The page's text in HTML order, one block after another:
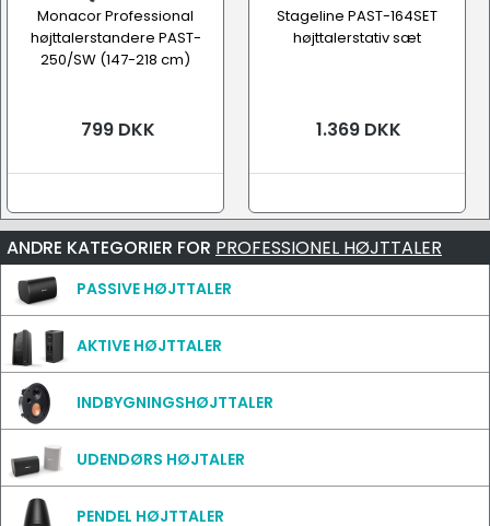
Monacor Professional
højttalerstandere PAST-
250/SW (147-218 cm)
799 DKK
Stageline PAST-164SET
højttalerstativ sæt
1.369 DKK
ANDRE KATEGORIER FOR PROFESSIONEL HØJTTALER
PASSIVE HØJTTALER
AKTIVE HØJTTALER
INDBYGNINGSHØJTTALER
UDENDØRS HØJTALER
PENDEL HØJTTALER